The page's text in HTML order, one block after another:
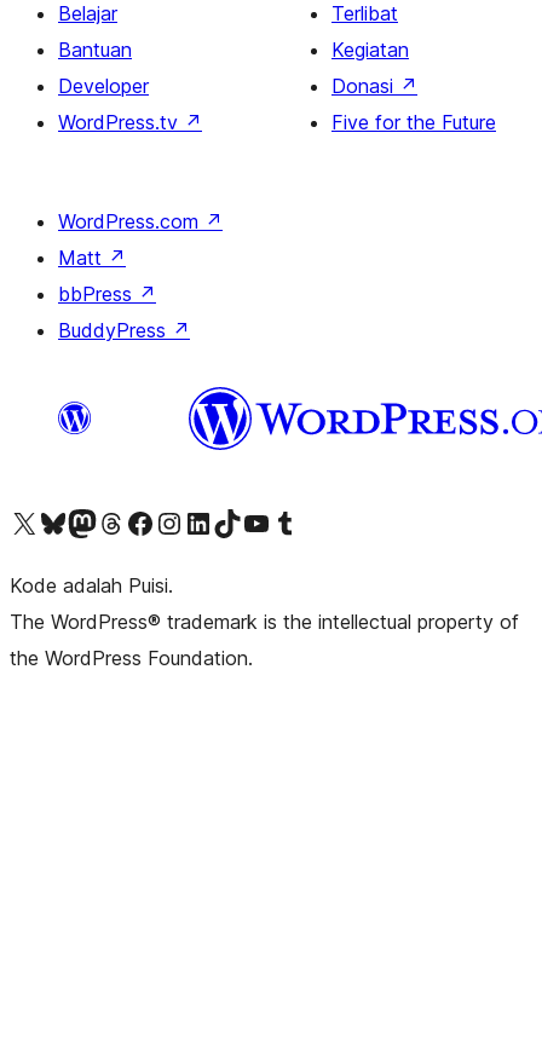
Belajar
Bantuan
Developer
WordPress.tv ↗
Terlibat
Kegiatan
Donasi ↗
Five for the Future
WordPress.com ↗
Matt ↗
bbPress ↗
BuddyPress ↗
Kunjungi akun X (sebelumnya Twitter) kamiVisit our Bluesky account
Kunjungi akun Mastodon kami
Visit our Threads account
Kunjungi halaman Facebook kamiKunjungi akun Instagram kamiKunjungi akun LinkedIn kami
Visit our TikTok account
Kunjungi channel YouTube kamiVisit our Tumblr account
Kode adalah Puisi.
The WordPress® trademark is the intellectual property of
the WordPress Foundation.